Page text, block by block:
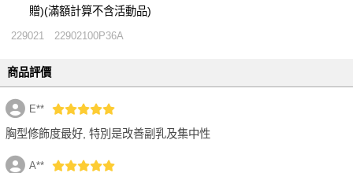
贈)(滿額計算不含活動品)
229021 22902100P36A
商品評價
E**
胸型修飾度最好, 特別是改善副乳及集中性
A**